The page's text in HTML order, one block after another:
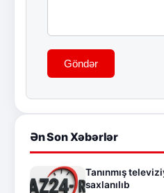
Göndər
Ən Son Xəbərlər
Tanınmış
saxlanılıb